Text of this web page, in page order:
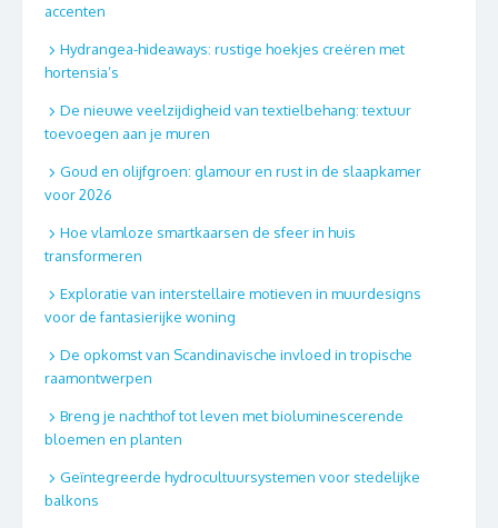
accenten
Hydrangea-hideaways: rustige hoekjes creëren met
hortensia’s
De nieuwe veelzijdigheid van textielbehang: textuur
toevoegen aan je muren
Goud en olijfgroen: glamour en rust in de slaapkamer
voor 2026
Hoe vlamloze smartkaarsen de sfeer in huis
transformeren
Exploratie van interstellaire motieven in muurdesigns
voor de fantasierijke woning
De opkomst van Scandinavische invloed in tropische
raamontwerpen
Breng je nachthof tot leven met bioluminescerende
bloemen en planten
Geïntegreerde hydrocultuursystemen voor stedelijke
balkons